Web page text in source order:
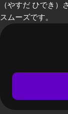
（やすだ ひでき）
スムーズです。